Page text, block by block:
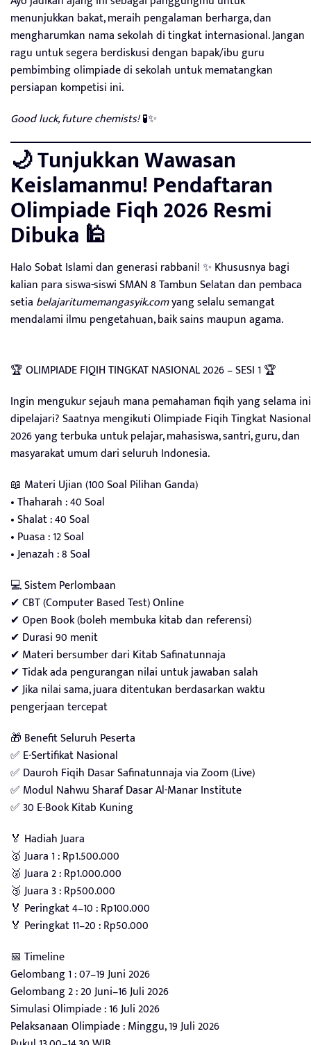
menunjukkan bakat, meraih pengalaman berharga, dan
mengharumkan nama sekolah di tingkat internasional. Jangan
ragu untuk segera berdiskusi dengan bapak/ibu guru
pembimbing olimpiade di sekolah untuk mematangkan
persiapan kompetisi ini.
Good luck, future chemists!🧪✨
🌙 Tunjukkan Wawasan
Keislamanmu! Pendaftaran
Olimpiade Fiqh 2026 Resmi
Dibuka 🕌
Halo Sobat Islami dan generasi rabbani! ✨ Khususnya bagi
kalian para siswa-siswi SMAN 8 Tambun Selatan dan pembaca
setia belajaritumemangasyik.comyang selalu semangat
mendalami ilmu pengetahuan, baik sains maupun agama.
🏆 OLIMPIADE FIQIH TINGKAT NASIONAL 2026 – SESI 1 🏆
Ingin mengukur sejauh mana pemahaman fiqih yang selama ini
dipelajari? Saatnya mengikuti Olimpiade Fiqih Tingkat Nasional
2026 yang terbuka untuk pelajar, mahasiswa, santri, guru, dan
masyarakat umum dari seluruh Indonesia.
📖 Materi Ujian (100 Soal Pilihan Ganda)
• Thaharah : 40 Soal
• Shalat : 40 Soal
• Puasa : 12 Soal
• Jenazah : 8 Soal
💻 Sistem Perlombaan
✔ CBT (Computer Based Test) Online
✔ Open Book (boleh membuka kitab dan referensi)
✔ Durasi 90 menit
✔ Materi bersumber dari Kitab Safinatunnaja
✔ Tidak ada pengurangan nilai untuk jawaban salah
✔ Jika nilai sama, juara ditentukan berdasarkan waktu
pengerjaan tercepat
🎁 Benefit Seluruh Peserta
✅ E-Sertifikat Nasional
✅ Dauroh Fiqih Dasar Safinatunnaja via Zoom (Live)
✅ Modul Nahwu Sharaf Dasar Al-Manar Institute
✅ 30 E-Book Kitab Kuning
🏅 Hadiah Juara
🥇 Juara 1 : Rp1.500.000
🥈 Juara 2 : Rp1.000.000
🥉 Juara 3 : Rp500.000
🏅 Peringkat 4–10 : Rp100.000
🏅 Peringkat 11–20 : Rp50.000
📅 Timeline
Gelombang 1 : 07–19 Juni 2026
Gelombang 2 : 20 Juni–16 Juli 2026
Simulasi Olimpiade : 16 Juli 2026
Pelaksanaan Olimpiade : Minggu, 19 Juli 2026